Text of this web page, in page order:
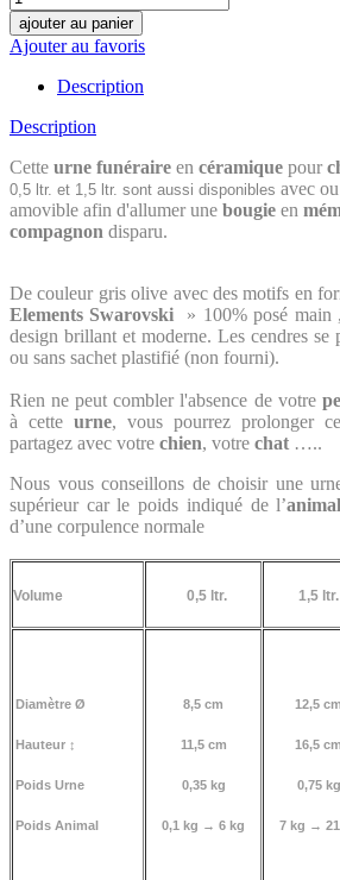
Ajouter au favoris
Description
Description
Cette urne funéraire en céramique pour
0,5 ltr. et 1,5 ltr. sont aussi disponibles avec
amovible afin d'allumer une bougie en
compagnon disparu.
De couleur gris olive avec des motifs en
Elements Swarovski » 100% posé main
design brillant etmoderne. Les cendres se
ou sans sachet plastifié (non fourni).
Rien ne peut combler l'absence de votre
à cette urne, vous pourrez prolonger
partagez avec votre chien, votre chat …..
Nous vous conseillons de choisir une
supérieur car le poids indiqué de l’animal
d’une corpulence normale
Volume 0,5 ltr. 1,5 ltr.
Diamètre Ø
Hauteur ↕
Poids Urne
Poids Animal
8,5 cm
11,5 cm
0,35 kg
0,1 kg →6 kg
12,5 cm
16,5 cm
0,75 kg
7 kg →